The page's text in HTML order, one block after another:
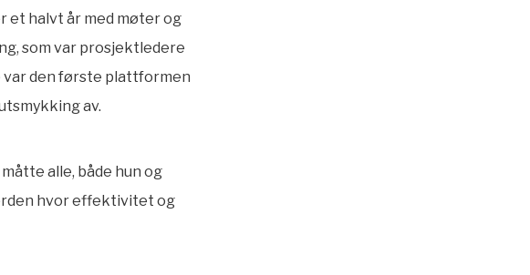
et halvt år med møter og
som var prosjektledere
den første plattformen
av.
alle, både hun og
hvor effektivitet og